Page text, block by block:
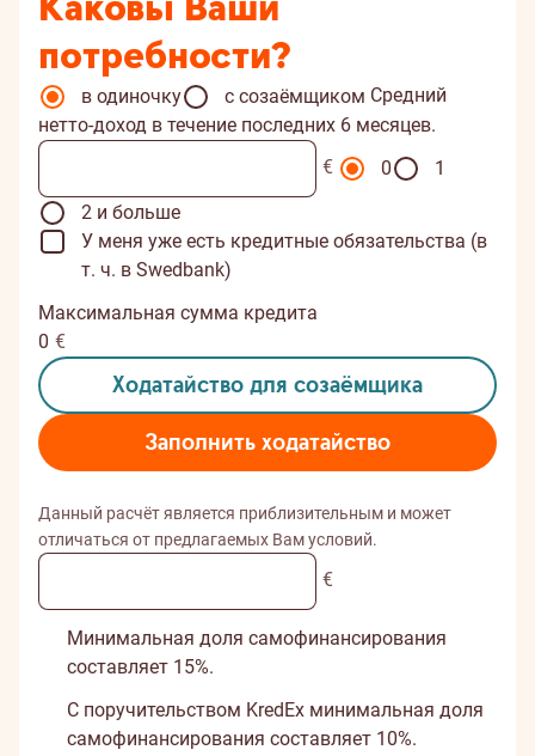
потребности?
в одиночку с созаёмщиком Средний
нетто-доход в течение последних 6 месяцев.
€
0
1
2 и больше
У меня уже есть кредитные обязательства (в
т. ч. в Swedbank)
Максимальная сумма кредита
0 €
Ходатайство для созаёмщика
Заполнить ходатайство
Данный расчёт является приблизительным и может
отличаться от предлагаемых Вам условий.
€
Минимальная доля самофинансирования
составляет 15%.
С поручительством KredEx минимальная доля
самофинансирования составляет 10%.